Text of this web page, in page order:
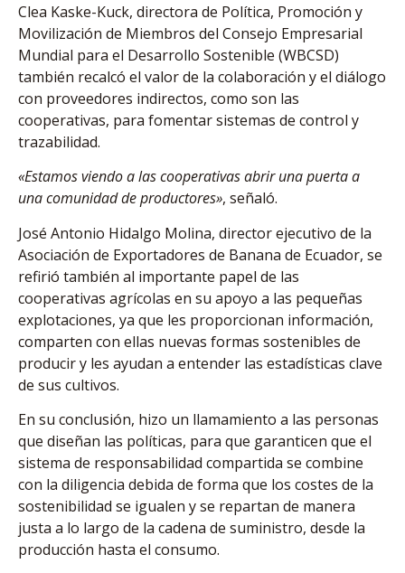
Clea Kaske-Kuck, directora de Política, Promoción y
Movilización de Miembros del Consejo Empresarial
Mundial para el Desarrollo Sostenible (WBCSD)
también recalcó el valor de la colaboración y el diálogo
con proveedores indirectos, como son las
cooperativas, para fomentar sistemas de control y
trazabilidad.
«Estamos viendo a las cooperativas abrir una puerta a
una comunidad de productores», señaló.
José Antonio Hidalgo Molina, director ejecutivo de la
Asociación de Exportadores de Banana de Ecuador, se
refirió también al importante papel de las
cooperativas agrícolas en su apoyo a las pequeñas
explotaciones, ya que les proporcionan información,
comparten con ellas nuevas formas sostenibles de
producir y les ayudan a entender las estadísticas clave
de sus cultivos.
En su conclusión, hizo un llamamiento a las personas
que diseñan las políticas, para que garanticen que el
sistema de responsabilidad compartida se combine
con la diligencia debida de forma que los costes de la
sostenibilidad se igualen y se repartan de manera
justa a lo largo de la cadena de suministro, desde la
producción hasta el consumo.